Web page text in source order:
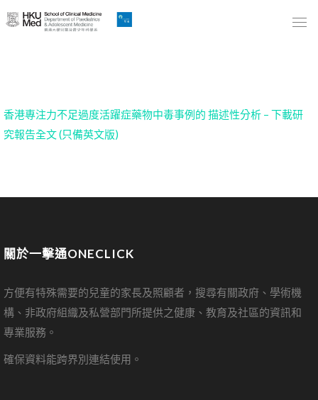
Skip
to
到
主
香港專注力不足過度活躍症藥物中毒事例的 描述性分析 – 下載研
究報告全文 (只備英文版)
關於一擊通ONECLICK
方便有特殊需要的兒童的家長及照顧者，搜尋有關政府、學術機
構、非政府組織及私營部門所提供之健康、教育及社區的資訊和
專業服務。
確保資料能跨界別連結使用。